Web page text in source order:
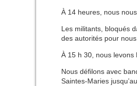
À 14 heures, nous
Les militants, bloqués
des autorités pour
À 15 h 30, nous levons
Nous défilons avec
Saintes-Maries